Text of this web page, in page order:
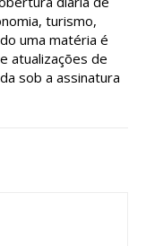
turismo,
uma matéria é
atualizações de
sob a assinatura